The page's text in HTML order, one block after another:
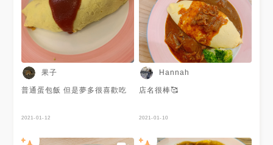
果子
普通蛋包飯 但是夢多很喜歡吃
2021-01-12
Hannah
店名很棒🥰
2021-01-10